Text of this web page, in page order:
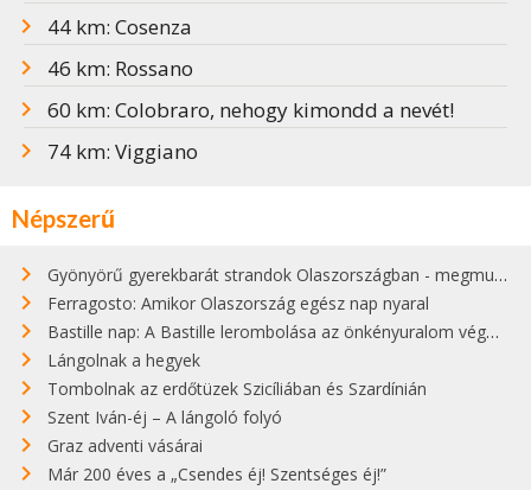
44 km: Cosenza
46 km: Rossano
60 km: Colobraro, nehogy kimondd a nevét!
74 km: Viggiano
Népszerű
Gyönyörű gyerekbarát strandok Olaszországban - megmutatjuk a 15 legjobbat
Ferragosto: Amikor Olaszország egész nap nyaral
Bastille nap: A Bastille lerombolása az önkényuralom végét jelentette
Lángolnak a hegyek
Tombolnak az erdőtüzek Szicíliában és Szardínián
Szent Iván-éj – A lángoló folyó
Graz adventi vásárai
Már 200 éves a „Csendes éj! Szentséges éj!”